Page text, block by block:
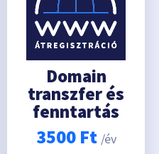
Domain
transzfer és
fenntartás
3500 Ft /év